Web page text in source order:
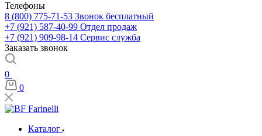
Телефоны
8 (800) 775-71-53 Звонок бесплатный
+7 (921) 587-40-99 Отдел продаж
+7 (921) 909-98-14 Сервис служба
Заказать звонок
0
0
Каталог